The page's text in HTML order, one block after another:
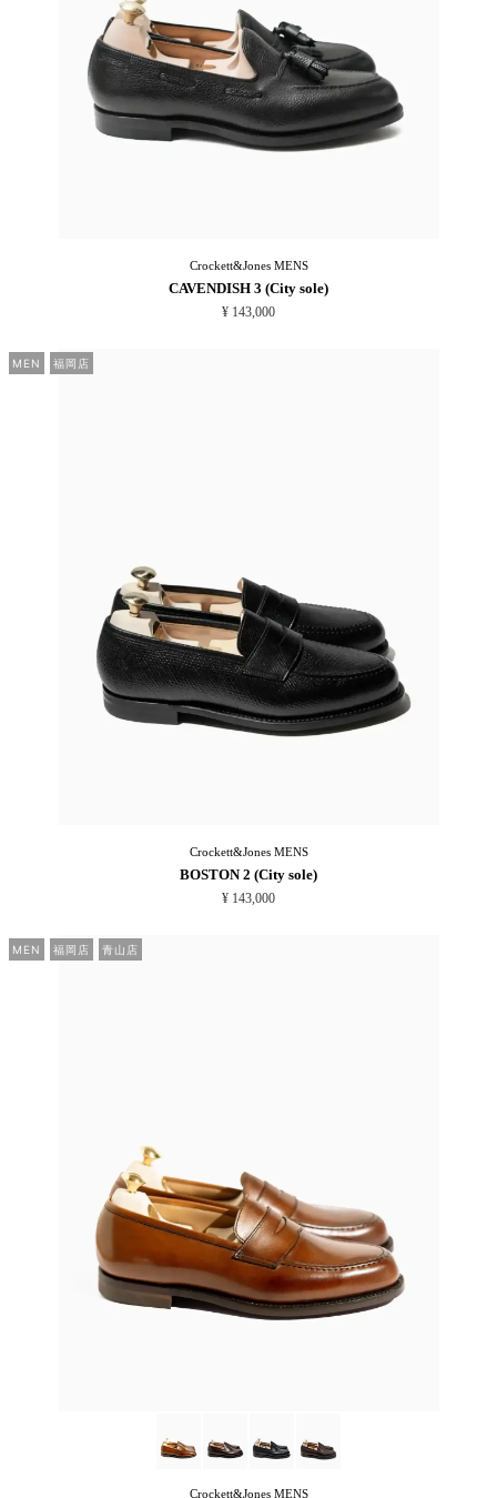
Crockett&JonesMENS
CAVENDISH 3 (City sole)
¥ 143,000
MEN 福岡店
Crockett&JonesMENS
BOSTON 2 (City sole)
¥ 143,000
MEN 福岡店 青山店
Crockett&JonesMENS